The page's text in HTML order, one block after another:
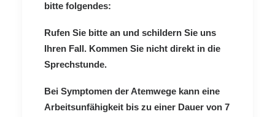
bitte folgendes:
Rufen Sie bitte an und schildern Sie uns
Ihren Fall. Kommen Sie nicht direkt in die
Sprechstunde.
Bei Symptomen der Atemwege kann eine
Arbeitsunfähigkeit bis zu einer Dauer von 7